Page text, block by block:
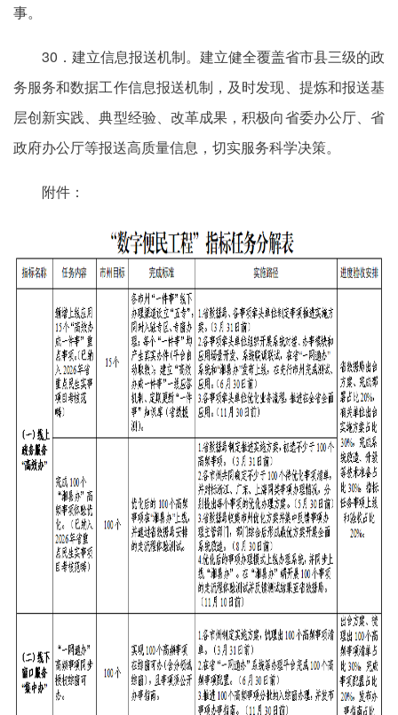
事。
30．建立信息报送机制。建立健全覆盖省市县三级的政
务服务和数据工作信息报送机制，及时发现、提炼和报送基
层创新实践、典型经验、改革成果，积极向省委办公厅、省
政府办公厅等报送高质量信息，切实服务科学决策。
附件：